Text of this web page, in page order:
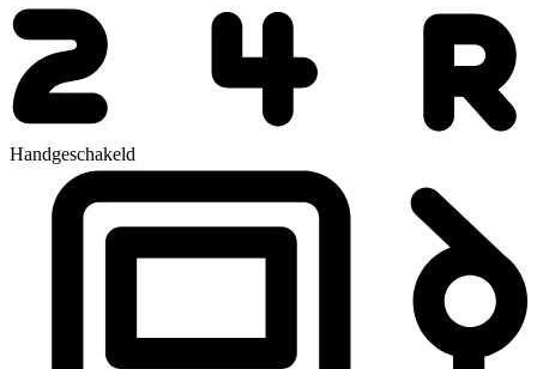
Handgeschakeld